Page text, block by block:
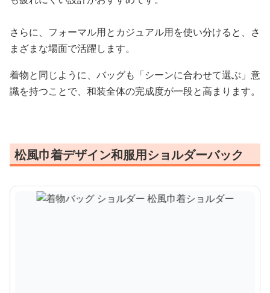
さらに、フォーマル用とカジュアル用を使い分けると、さ
まざまな場面で活躍します。
着物と同じように、バッグも「シーンに合わせて選ぶ」意
識を持つことで、和装全体の完成度が一段と高まります。
松風巾着デザイン和服用ショルダーバック